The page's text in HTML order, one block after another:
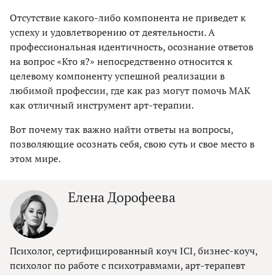
Отсутствие какого-либо компонента не приведет к
успеху и удовлетворению от деятельности. А
профессиональная идентичность, осознание ответов
на вопрос «Кто я?» непосредственно относится к
целевому компоненту успешной реализации в
любимой профессии, где как раз могут помочь МАК
как отличный инструмент арт-терапии.
Вот почему так важно найти ответы на вопросы,
позволяющие осознать себя, свою суть и свое место в
этом мире.
Елена Дорофеева
Психолог, сертифицированный коуч ICI, бизнес-коуч,
психолог по работе с психотравмами, арт-терапевт